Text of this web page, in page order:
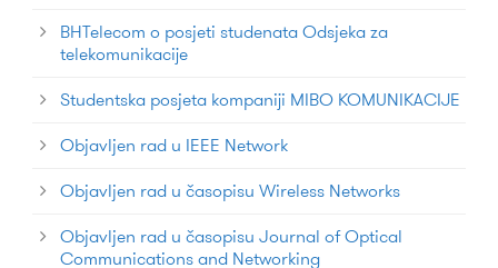
BHTelecom o posjeti studenata Odsjeka za
telekomunikacije
Studentska posjeta kompaniji MIBO KOMUNIKACIJE
Objavljen rad u IEEE Network
Objavljen rad u časopisu Wireless Networks
Objavljen rad u časopisu Journal of Optical
Communications and Networking